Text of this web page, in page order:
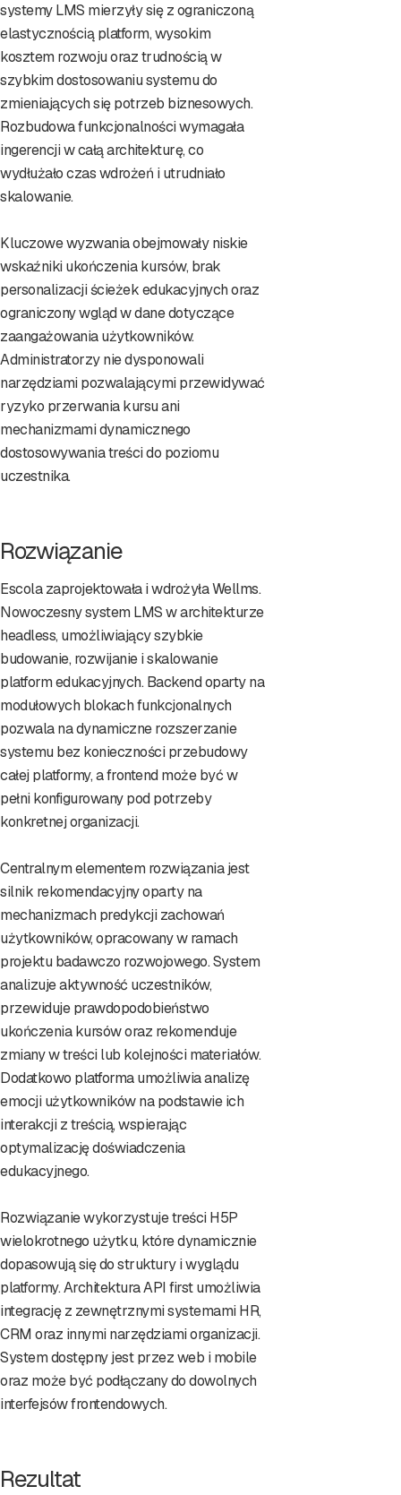
systemy LMS mierzyły się z ograniczoną
elastycznością platform, wysokim
kosztem rozwoju oraz trudnością w
szybkim dostosowaniu systemu do
zmieniających się potrzeb biznesowych.
Rozbudowa funkcjonalności wymagała
ingerencji w całą architekturę, co
wydłużało czas wdrożeń i utrudniało
skalowanie.
Kluczowe wyzwania obejmowały niskie
wskaźniki ukończenia kursów, brak
personalizacji ścieżek edukacyjnych oraz
ograniczony wgląd w dane dotyczące
zaangażowania użytkowników.
Administratorzy nie dysponowali
narzędziami pozwalającymi przewidywać
ryzyko przerwania kursu ani
mechanizmami dynamicznego
dostosowywania treści do poziomu
uczestnika.
Rozwiązanie
Escola zaprojektowała i wdrożyła Wellms.
Nowoczesny system LMS w architekturze
headless, umożliwiający szybkie
budowanie, rozwijanie i skalowanie
platform edukacyjnych. Backend oparty na
modułowych blokach funkcjonalnych
pozwala na dynamiczne rozszerzanie
systemu bez konieczności przebudowy
całej platformy, a frontend może być w
pełni konfigurowany pod potrzeby
konkretnej organizacji.
Centralnym elementem rozwiązania jest
silnik rekomendacyjny oparty na
mechanizmach predykcji zachowań
użytkowników, opracowany w ramach
projektu badawczo rozwojowego. System
analizuje aktywność uczestników,
przewiduje prawdopodobieństwo
ukończenia kursów oraz rekomenduje
zmiany w treści lub kolejności materiałów.
Dodatkowo platforma umożliwia analizę
emocji użytkowników na podstawie ich
interakcji z treścią, wspierając
optymalizację doświadczenia
edukacyjnego.
Rozwiązanie wykorzystuje treści H5P
wielokrotnego użytku, które dynamicznie
dopasowują się do struktury i wyglądu
platformy. Architektura API first umożliwia
integrację z zewnętrznymi systemami HR,
CRM oraz innymi narzędziami organizacji.
System dostępny jest przez web i mobile
oraz może być podłączany do dowolnych
interfejsów frontendowych.
Rezultat